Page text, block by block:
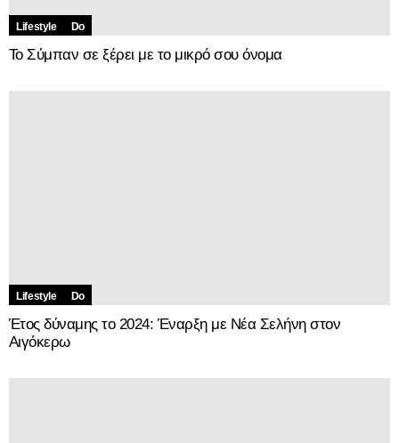
Lifestyle Do
Το Σύμπαν σε ξέρει με το μικρό σου όνομα
Lifestyle Do
Έτος δύναμης το 2024: Έναρξη με Νέα Σελήνη στον
Αιγόκερω